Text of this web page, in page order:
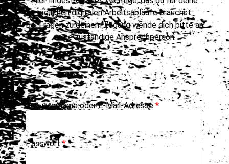
täglichen digitalen Arbeitsabläufe brauchst.
Bei Fragen zu deinem Zugang wende dich bitte an
deine zuständige Ansprechperson.
Benutzername oder E-Mail-Adresse *
Passwort*